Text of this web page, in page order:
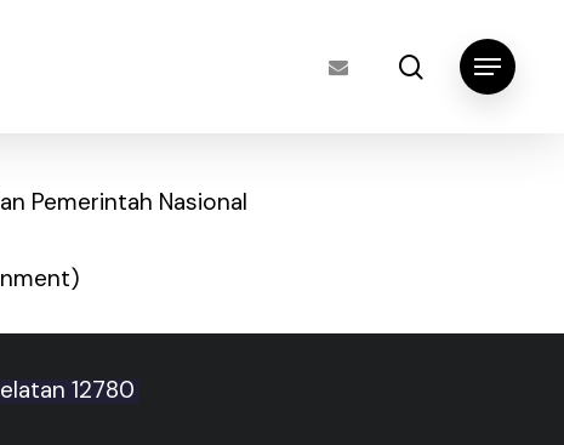
search
Menu
Pemerintah Nasional
12780